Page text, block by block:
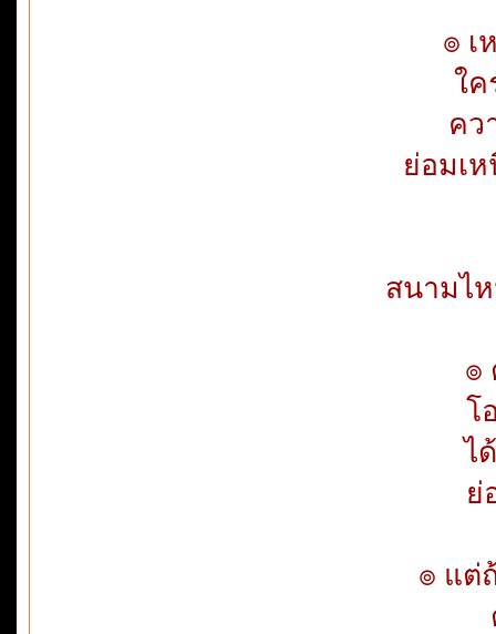
๏ เ
ใค
คว
ย่อมเ
สนามไห
๏
โ
ไ
ย่
๏ แต่